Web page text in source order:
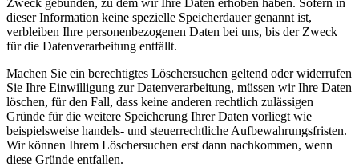
dieser Information keine spezielle Speicherdauer genannt ist,
verbleiben Ihre personenbezogenen Daten bei uns, bis der Zweck
für die Datenverarbeitung entfällt.
Machen Sie ein berechtigtes Löschersuchen geltend oder widerrufen
Sie Ihre Einwilligung zur Datenverarbeitung, müssen wir Ihre Daten
löschen, für den Fall, dass keine anderen rechtlich zulässigen
Gründe für die weitere Speicherung Ihrer Daten vorliegt wie
beispielsweise handels- und steuerrechtliche Aufbewahrungsfristen.
Wir können Ihrem Löschersuchen erst dann nachkommen, wenn
diese Gründe entfallen.